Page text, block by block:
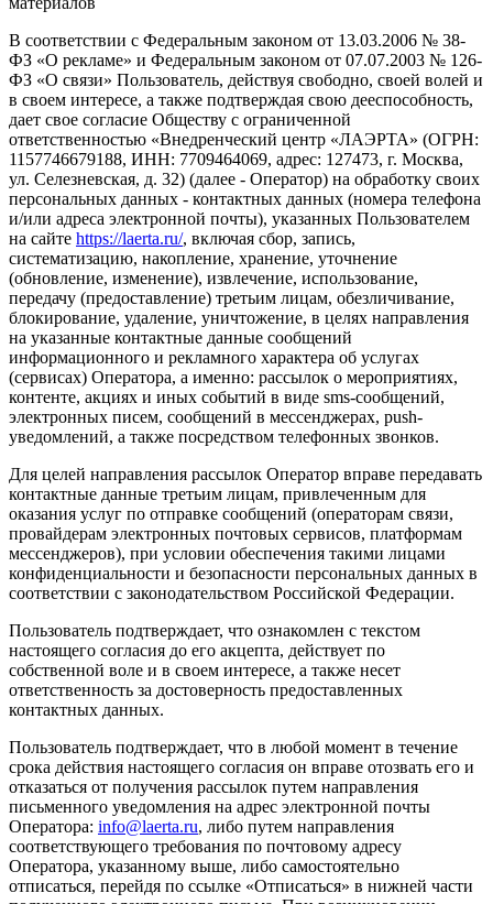
В соответствии с Федеральным законом от 13.03.2006 № 38-
ФЗ «О рекламе» и Федеральным законом от 07.07.2003 № 126-
ФЗ «О связи» Пользователь, действуя свободно, своей волей и
в своем интересе, а также подтверждая свою дееспособность,
дает свое согласие Обществу с ограниченной
ответственностью «Внедренческий центр «ЛАЭРТА» (ОГРН:
1157746679188, ИНН: 7709464069, адрес: 127473, г. Москва,
ул. Селезневская, д. 32) (далее - Оператор) на обработку своих
персональных данных - контактных данных (номера телефона
и/или адреса электронной почты), указанных Пользователем
на сайте https://laerta.ru/, включая сбор, запись,
систематизацию, накопление, хранение, уточнение
(обновление, изменение), извлечение, использование,
передачу (предоставление) третьим лицам, обезличивание,
блокирование, удаление, уничтожение, в целях направления
на указанные контактные данные сообщений
информационного и рекламного характера об услугах
(сервисах) Оператора, а именно: рассылок о мероприятиях,
контенте, акциях и иных событий в виде sms-сообщений,
электронных писем, сообщений в мессенджерах, push-
уведомлений, а также посредством телефонных звонков.
Для целей направления рассылок Оператор вправе передавать
контактные данные третьим лицам, привлеченным для
оказания услуг по отправке сообщений (операторам связи,
провайдерам электронных почтовых сервисов, платформам
мессенджеров), при условии обеспечения такими лицами
конфиденциальности и безопасности персональных данных в
соответствии с законодательством Российской Федерации.
Пользователь подтверждает, что ознакомлен с текстом
настоящего согласия до его акцепта, действует по
собственной воле и в своем интересе, а также несет
ответственность за достоверность предоставленных
контактных данных.
Пользователь подтверждает, что в любой момент в течение
срока действия настоящего согласия он вправе отозвать его и
отказаться от получения рассылок путем направления
письменного уведомления на адрес электронной почты
Оператора: info@laerta.ru, либо путем направления
соответствующего требования по почтовому адресу
Оператора, указанному выше, либо самостоятельно
отписаться, перейдя по ссылке «Отписаться» в нижней части